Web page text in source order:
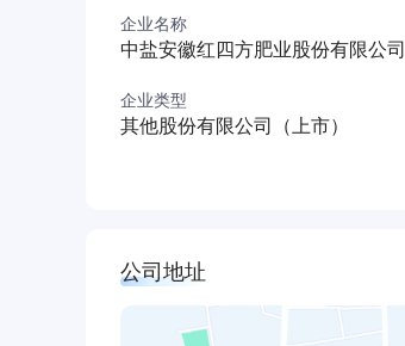
企业名称
中盐安徽红四方肥业股份有限公司
企业类型
其他股份有限公司（上市）
公司地址